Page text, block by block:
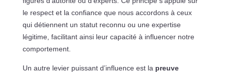
le respect et la confiance que nous accordons à ceux
qui détiennent un statut reconnu ou une expertise
légitime, facilitant ainsi leur capacité à influencer notre
comportement.
Un autre levier puissant d’influence est la preuve